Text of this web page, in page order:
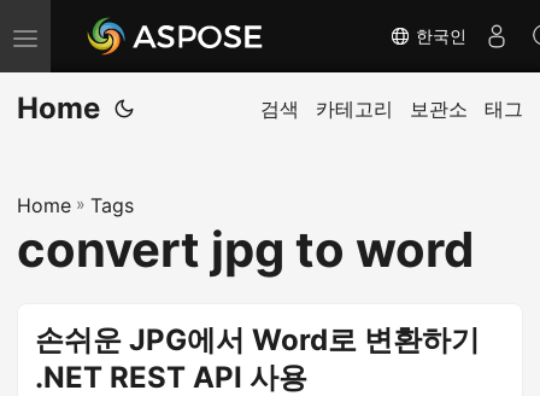
내
비
게
전
환
한국인
Home 검색 카테고리 보관소 태그
Home » Tags
convert jpg to word
손쉬운 JPG에서 Word로 변환하기
.NET REST API 사용